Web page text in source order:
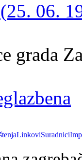
06.
grada
LinkoviSuradnici